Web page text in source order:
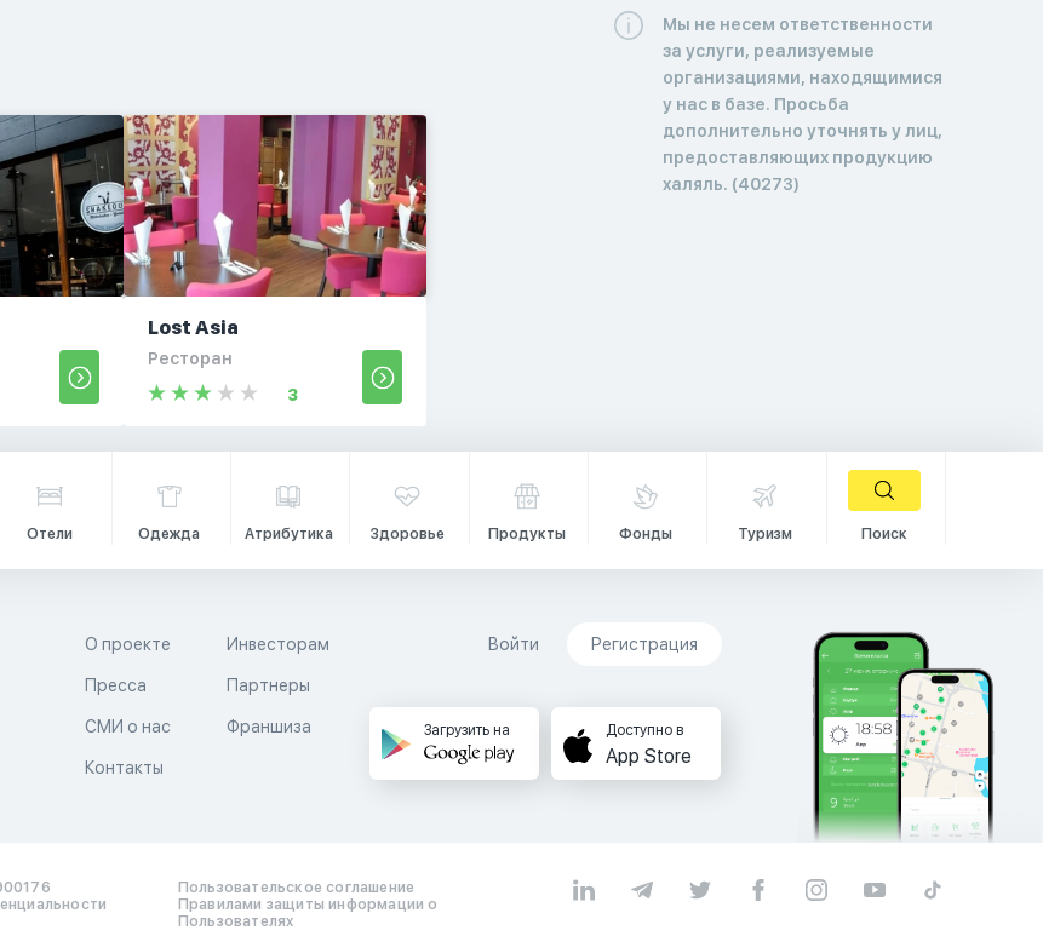
Lost Asia
Ресторан
3
Мы не несем ответственности
за услуги, реализуемые
организациями, находящимися
у нас в базе. Просьба
дополнительно уточнять у лиц,
предоставляющих продукцию
халяль. (40273)
Отели Одежда Атрибутика Здоровье Продукты Фонды Туризм Поиск
О проекте
Пресса
СМИ о нас
Контакты
Инвесторам
Партнеры
Франшиза
Войти Регистрация
Загрузить на Доступно в
App Store
Пользовательское соглашение
Правилами защиты информации о
Пользователях